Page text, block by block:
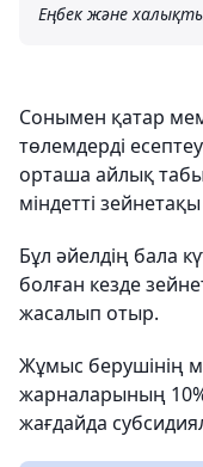
Еңбек және
Сонымен қатар
төлемдерді
орташа айлық
міндетті
Бұл әйелдің бала
болған кезде
жасалып отыр.
Жұмыс берушінің
жарналарының
жағдайда